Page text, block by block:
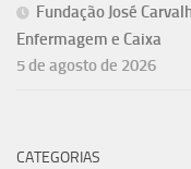
Fundação José
Enfermagem e Caixa
5 de agosto de 2026
CATEGORIAS